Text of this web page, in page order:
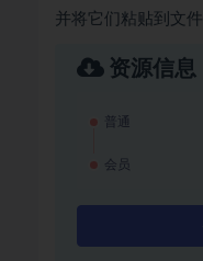
并将它们粘贴到文
资源信息
普通
会员